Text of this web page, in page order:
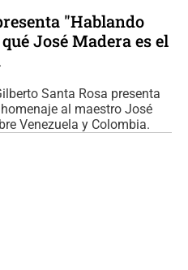
"Hablando
José Madera es el
Santa Rosa presenta
al maestro José
Venezuela y Colombia.